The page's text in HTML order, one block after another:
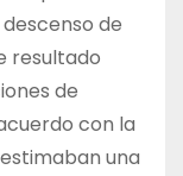
de
resultado
de
con la
una